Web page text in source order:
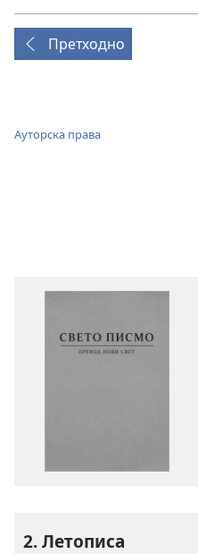
Претходно
Ауторска права
2. Летописа